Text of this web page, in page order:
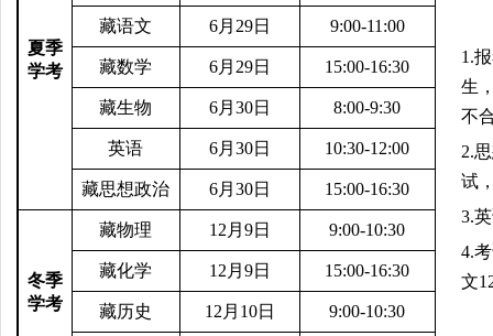
夏季
学考
1.
生
不
2.
试
3.
4.
文
藏语文 6月29日 9:00-11:00
藏数学 6月29日 15:00-16:30
藏生物 6月30日 8:00-9:30
英语 6月30日 10:30-12:00
藏思想政治 6月30日 15:00-16:30
冬季
学考
藏物理 12 月9日 9:00-10:30
藏化学 12 月9日 15:00-16:30
藏历史 12 月10日 9:00-10:30